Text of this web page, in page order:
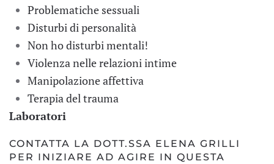
Problematiche sessuali
Disturbi di personalità
Non ho disturbi mentali!
Violenza nelle relazioni intime
Manipolazione affettiva
Terapia del trauma
Laboratori
CONTATTA LA DOTT.SSA ELENA GRILLI
PER INIZIARE AD AGIRE IN QUESTA